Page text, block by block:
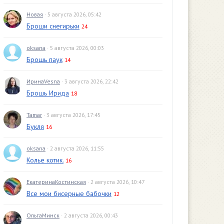
Новая · 5 августа 2026, 05:42
Броши снегирьки 24
oksana · 5 августа 2026, 00:03
Брошь паук 14
ИринаVesna · 3 августа 2026, 22:42
Брошь Ирида 18
Tamar · 3 августа 2026, 17:45
Букля 16
oksana · 2 августа 2026, 11:55
Колье котик. 16
ЕкатеринаКостинская · 2 августа 2026, 10:47
Все мои бисерные бабочки 12
ОльгаМинск · 2 августа 2026, 00:43